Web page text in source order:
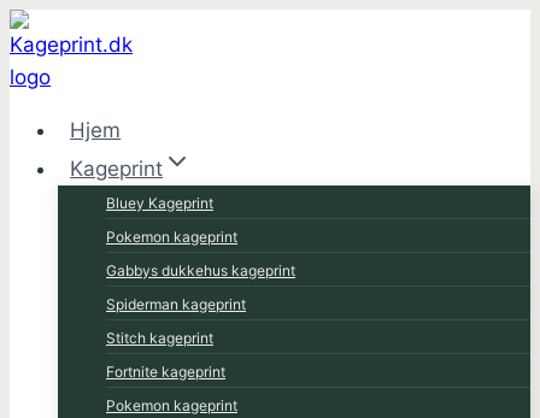
Fortsæt
til
indhold
Hjem
Kageprint
Bluey Kageprint
Pokemon kageprint
Gabbys dukkehus kageprint
Spiderman kageprint
Stitch kageprint
Fortnite kageprint
Pokemon kageprint